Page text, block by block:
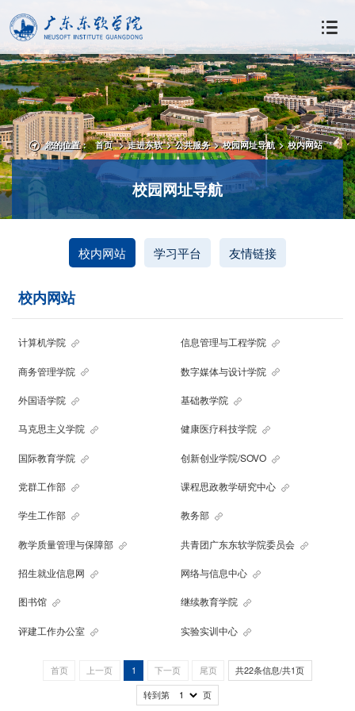
您的位置： 首页 > 走进东软 > 公共服务 > 校园网址导航 > 校内网站
校园网址导航
校内网站 学习平台 友情链接
校内网站
计算机学院 信息管理与工程学院
商务管理学院 数字媒体与设计学院
外国语学院 基础教学院
马克思主义学院 健康医疗科技学院
国际教育学院 创新创业学院/SOVO
党群工作部 课程思政教学研究中心
学生工作部 教务部
教学质量管理与保障部 共青团广东东软学院委员会
招生就业信息网 网络与信息中心
图书馆 继续教育学院
评建工作办公室 实验实训中心
首页 上一页 1 下一页 尾页 共22条信息/共1页
转到第 页